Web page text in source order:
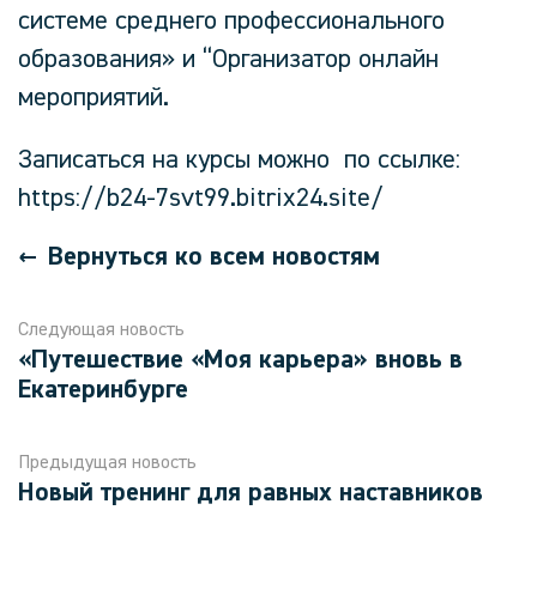
системе среднего профессионального
образования» и “Организатор онлайн
мероприятий.
Записаться на курсы можно по ссылке:
https://b24-7svt99.bitrix24.site/
Вернуться ко всем новостям
Следующая новость
«Путешествие «Моя карьера» вновь в
Екатеринбурге
Предыдущая новость
Новый тренинг для равных наставников